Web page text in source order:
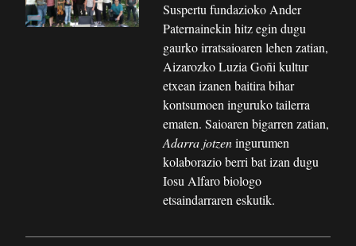
Suspertu fundazioko Ander
Paternainekin hitz egin dugu
gaurko irratsaioaren lehen zatian,
Aizarozko Luzia Goñi kultur
etxean izanen baitira bihar
kontsumoen inguruko tailerra
ematen. Saioaren bigarren zatian,
Adarra jotzeningurumen
kolaborazio berri bat izan dugu
Iosu Alfaro biologo
etsaindarraren eskutik.